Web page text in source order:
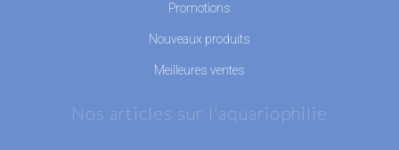
Promotions
Nouveaux produits
Meilleures ventes
Nos articles sur l'aquariophilie